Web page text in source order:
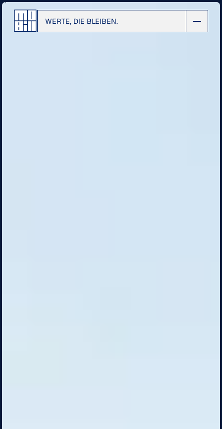
WERTE, DIE BLEIBEN.